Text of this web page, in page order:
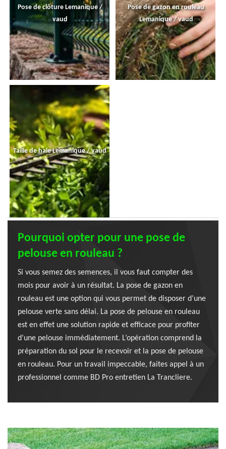
Pose de clôture Lemanique /
vaud
Pose de gazon en rouleau
Lemanique / vaud
Taille de haie Lemanique / vaud
Pourquoi opter pour une pose de
pelouse en rouleau ?
Si vous semez des semences, il vous faut compter des
mois pour avoir à un résultat. La pose de gazon en
rouleau est une option qui vous permet de disposer d’une
pelouse verte sans délai. La pose de pelouse en rouleau
est en effet une solution rapide et efficace pour profiter
d’une pelouse immédiatement. L’opération comprend la
préparation du sol pour le recevoir et la pose de pelouse
en rouleau. Pour un travail impeccable, faites appel à un
professionnel comme BD Pro entretien La Trancliere.